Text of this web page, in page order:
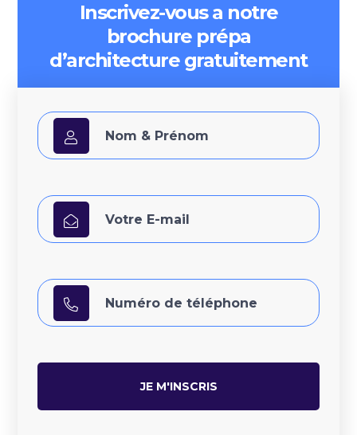
Inscrivez-vous a notre
brochure prépa
d’architecture gratuitement